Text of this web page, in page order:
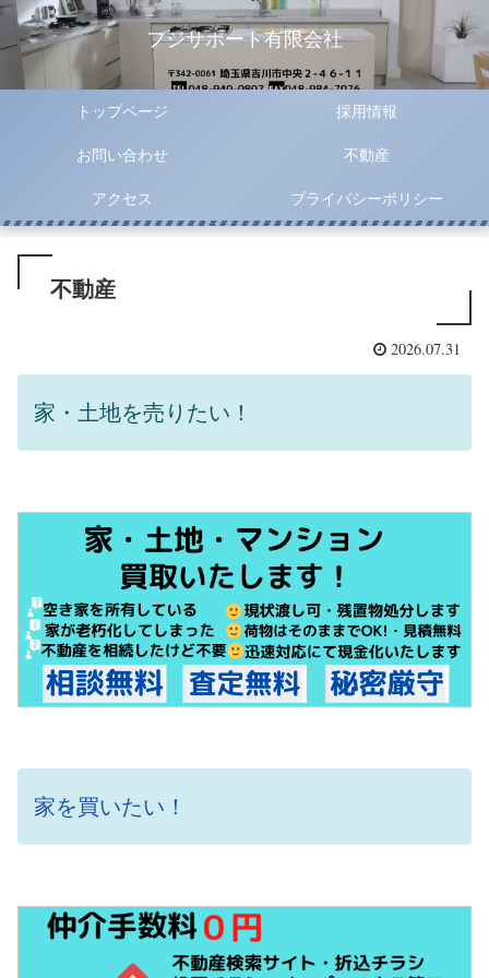
フジサポート有限会社
トップページ 採用情報
お問い合わせ 不動産
アクセス プライバシーポリシー
不動産
2026.07.31
家・土地を売りたい！
家を買いたい！